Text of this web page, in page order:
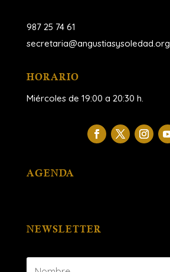
987 25 74 61
secretaria@angustiasysoledad.org
HORARIO
Miércoles de 19:00 a 20:30 h.
AGENDA
NEWSLETTER